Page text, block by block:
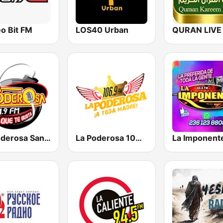
Bit FM LOS40 Urban
La Poderosa San Luis Potosí La Poderosa 106.9 FM